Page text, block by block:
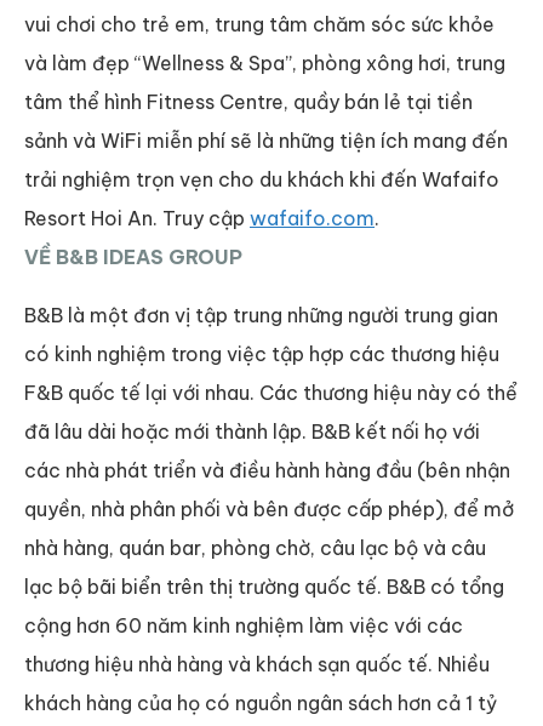
vui chơi cho trẻ em, trung tâm chăm sóc sức khỏe
và làm đẹp “Wellness & Spa”, phòng xông hơi, trung
tâm thể hình Fitness Centre, quầy bán lẻ tại tiền
sảnh và WiFi miễn phí sẽ là những tiện ích mang đến
trải nghiệm trọn vẹn cho du khách khi đến Wafaifo
Resort Hoi An. Truy cập wafaifo.com.
VỀ B&B IDEAS GROUP
B&B là một đơn vị tập trung những người trung gian
có kinh nghiệm trong việc tập hợp các thương hiệu
F&B quốc tế lại với nhau. Các thương hiệu này có thể
đã lâu dài hoặc mới thành lập. B&B kết nối họ với
các nhà phát triển và điều hành hàng đầu (bên nhận
quyền, nhà phân phối và bên được cấp phép), để mở
nhà hàng, quán bar, phòng chờ, câu lạc bộ và câu
lạc bộ bãi biển trên thị trường quốc tế. B&B có tổng
cộng hơn 60 năm kinh nghiệm làm việc với các
thương hiệu nhà hàng và khách sạn quốc tế. Nhiều
khách hàng của họ có nguồn ngân sách hơn cả 1 tỷ